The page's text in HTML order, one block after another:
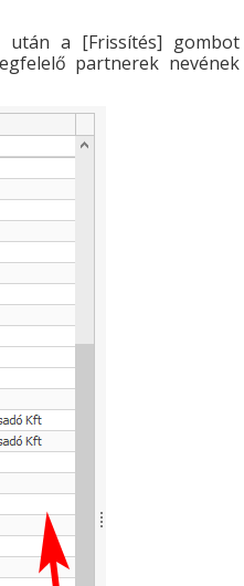
után a [Frissítés] gombot
partnerek nevének